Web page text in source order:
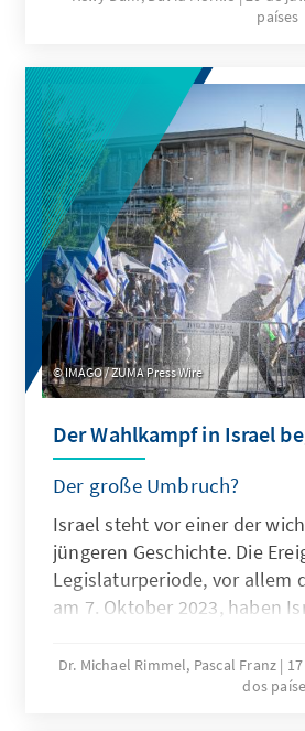
Autoindustrie, in der
Segmenten wie
Alltagsgegenständen
Lifestyle-Trend mit
entwickelt. Wie vermischt
kulturelle Bewusstsein mit
Markenbildung? Was heißt
Marken und kann China
soft power generieren? Der
Länderbericht ordnet die
ein.
países
IMAGO / ZUMA Press Wire
Der Wahlkampf in Israel
Der große Umbruch?
Israel steht vor einer der
jüngeren Geschichte. Die
Legislaturperiode, vor allem
am 7. Oktober 2023, haben
am 27. Oktober 2026 steht
zukünftigen politischen
Dr. Michael Rimmel, Pascal Franz
dos